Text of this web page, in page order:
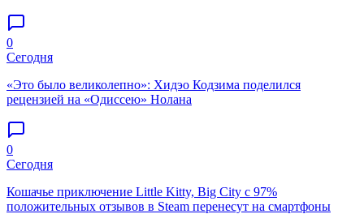
0
Сегодня
«Это было великолепно»: Хидэо Кодзима поделился
рецензией на «Одиссею» Нолана
0
Сегодня
Кошачье приключение Little Kitty, Big City с 97%
положительных отзывов в Steam перенесут на смартфоны